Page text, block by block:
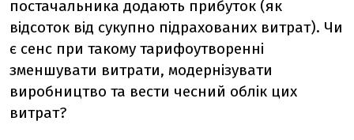
постачальника додають прибуток (як
відсоток від сукупно підрахованих витрат). Чи
є сенс при такому тарифоутворенні
зменшувати витрати, модернізувати
виробництво та вести чесний облік цих
витрат?